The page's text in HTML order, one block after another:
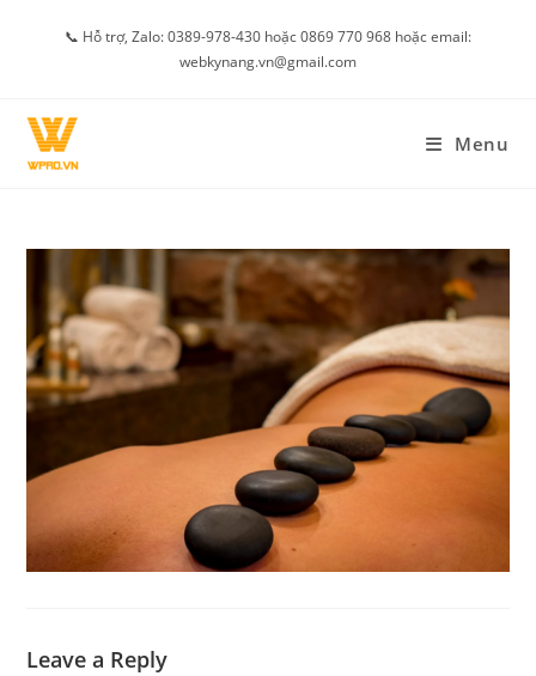
📞 Hỗ trợ, Zalo: 0389-978-430 hoặc 0869 770 968 hoặc email:
webkynang.vn@gmail.com
Menu
Leave a Reply